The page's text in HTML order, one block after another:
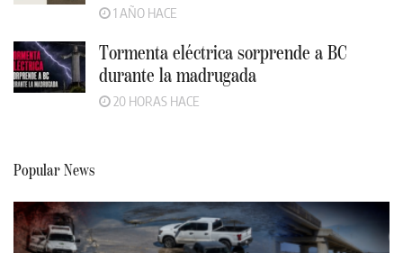
1 AÑO HACE
Tormenta eléctrica sorprende a BC
durante la madrugada
20 HORAS HACE
Popular News